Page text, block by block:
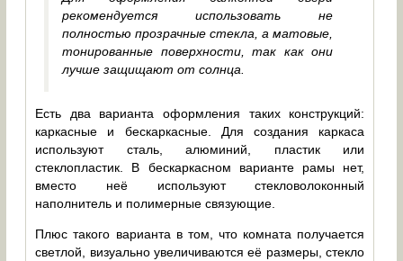
рекомендуется использовать не
полностью прозрачные стекла, а матовые,
тонированные поверхности, так как они
лучше защищают от солнца.
Есть два варианта оформления таких конструкций:
каркасные и бескаркасные. Для создания каркаса
используют сталь, алюминий, пластик или
стеклопластик. В бескаркасном варианте рамы нет,
вместо неё используют стекловолоконный
наполнитель и полимерные связующие.
Плюс такого варианта в том, что комната получается
светлой, визуально увеличиваются её размеры, стекло